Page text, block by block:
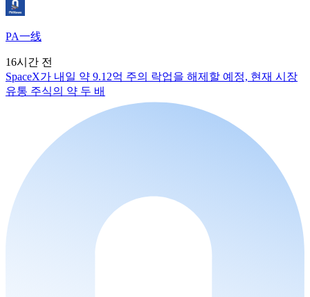
PA一线
16시간 전
SpaceX가 내일 약 9.12억 주의 락업을 해제할 예정, 현재 시장
유통 주식의 약 두 배